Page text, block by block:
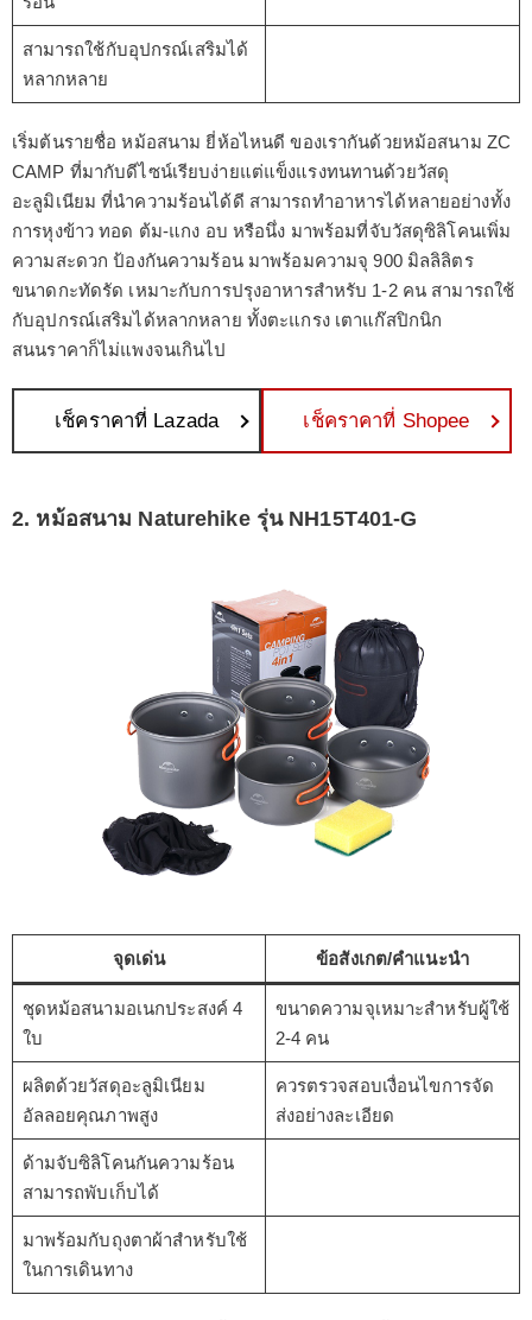
สามารถใช้กับอุปกรณ์เสริมได้
หลากหลาย
เริ่มต้นรายชื่อ หม้อสนาม ยี่ห้อไหนดี ของเรากันด้วยหม้อสนาม ZC
CAMP ที่มากับดีไซน์เรียบง่ายแต่แข็งแรงทนทานด้วยวัสดุ
อะลูมิเนียม ที่นำความร้อนได้ดี สามารถทำอาหารได้หลายอย่างทั้ง
การหุงข้าว ทอด ต้ม-แกง อบ หรือนึ่ง มาพร้อมที่จับวัสดุซิลิโคนเพิ่ม
ความสะดวก ป้องกันความร้อน มาพร้อมความจุ 900 มิลลิลิตร
ขนาดกะทัดรัด เหมาะกับการปรุงอาหารสำหรับ 1-2 คน สามารถใช้
กับอุปกรณ์เสริมได้หลากหลาย ทั้งตะแกรง เตาแก๊สปิกนิก
สนนราคาก็ไม่แพงจนเกินไป
เช็คราคาที่ Lazada เช็คราคาที่ Shopee
2. หม้อสนาม Naturehike รุ่น NH15T401-G
จุดเด่น ข้อสังเกต/คำแนะนำ
ชุดหม้อสนามอเนกประสงค์ 4
ใบ
ขนาดความจุเหมาะสำหรับผู้ใช้
2-4 คน
ผลิตด้วยวัสดุอะลูมิเนียม
อัลลอยคุณภาพสูง
ควรตรวจสอบเงื่อนไขการจัด
ส่งอย่างละเอียด
ด้ามจับซิลิโคนกันความร้อน
สามารถพับเก็บได้
มาพร้อมกับถุงตาผ้าสำหรับใช้
ในการเดินทาง